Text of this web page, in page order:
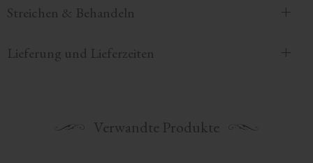
Streichen & Behandeln
Lieferung und Lieferzeiten
Verwandte Produkte